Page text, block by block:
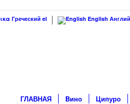
Греческий el English
ГЛАВНАЯ Bино Ципуро